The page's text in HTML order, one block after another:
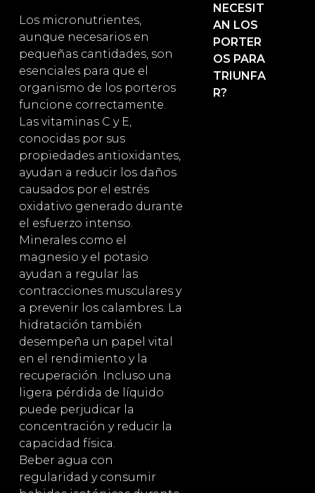
Los micronutrientes,
aunque necesarios en
pequeñas cantidades, son
esenciales para que el
organismo de los porteros
funcione correctamente.
Las vitaminas C y E,
conocidas por sus
propiedades antioxidantes,
ayudan a reducir los daños
causados por el estrés
oxidativo generado durante
el esfuerzo intenso.
Minerales como el
magnesio y el potasio
ayudan a regular las
contracciones musculares y
a prevenir los calambres. La
hidratación también
desempeña un papel vital
en el rendimiento y la
recuperación. Incluso una
ligera pérdida de líquido
puede perjudicar la
concentración y reducir la
capacidad física.
Beber agua con
regularidad y consumir
NECESIT
AN LOS
PORTER
OS PARA
TRIUNFA
R?